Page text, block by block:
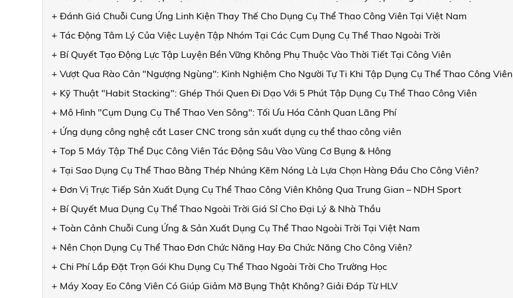
+ Đánh Giá Chuỗi Cung Ứng Linh Kiện Thay Thế Cho Dụng Cụ Thể Thao Công Viên Tại Việt Nam
+ Tác Động Tâm Lý Của Việc Luyện Tập Nhóm Tại Các Cụm Dụng Cụ Thể Thao Ngoài Trời
+ Bí Quyết Tạo Động Lực Tập Luyện Bền Vững Không Phụ Thuộc Vào Thời Tiết Tại Công Viên
+ Vượt Qua Rào Cản "Ngượng Ngùng": Kinh Nghiệm Cho Người Tự Ti Khi Tập Dụng Cụ Thể Thao Công Viên
+ Kỹ Thuật "Habit Stacking": Ghép Thói Quen Đi Dạo Với 5 Phút Tập Dụng Cụ Thể Thao Công Viên
+ Mô Hình "Cụm Dụng Cụ Thể Thao Ven Sông": Tối Ưu Hóa Cảnh Quan Lãng Phí
+ Ứng dụng công nghệ cắt Laser CNC trong sản xuất dụng cụ thể thao công viên
+ Top 5 Máy Tập Thể Dục Công Viên Tác Động Sâu Vào Vùng Cơ Bụng & Hông
+ Tại Sao Dụng Cụ Thể Thao Bằng Thép Nhúng Kẽm Nóng Là Lựa Chọn Hàng Đầu Cho Công Viên?
+ Đơn Vị Trực Tiếp Sản Xuất Dụng Cụ Thể Thao Công Viên Không Qua Trung Gian – NDH Sport
+ Bí Quyết Mua Dụng Cụ Thể Thao Ngoài Trời Giá Sỉ Cho Đại Lý & Nhà Thầu
+ Toàn Cảnh Chuỗi Cung Ứng & Sản Xuất Dụng Cụ Thể Thao Ngoài Trời Tại Việt Nam
+ Nên Chọn Dụng Cụ Thể Thao Đơn Chức Năng Hay Đa Chức Năng Cho Công Viên?
+ Chi Phí Lắp Đặt Trọn Gói Khu Dụng Cụ Thể Thao Ngoài Trời Cho Trường Học
+ Máy Xoay Eo Công Viên Có Giúp Giảm Mỡ Bụng Thật Không? Giải Đáp Từ HLV